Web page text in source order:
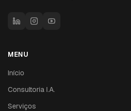
MENU
Início
Consultoria I.A.
Serviços